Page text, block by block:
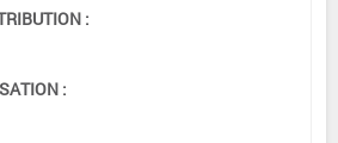
:
: